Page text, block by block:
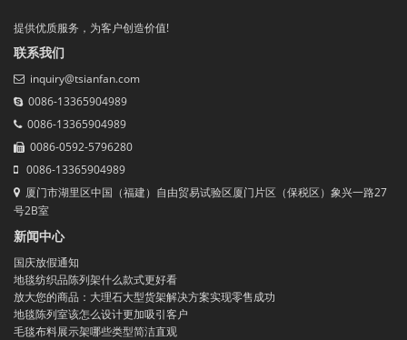
提供优质服务，为客户创造价值!
联系我们
inquiry@tsianfan.com
0086-13365904989
0086-13365904989
0086-0592-5796280
0086-13365904989
厦门市湖里区中国（福建）自由贸易试验区厦门片区（保税区）象兴一路27
号2B室
新闻中心
国庆放假通知
地毯纺织品陈列架什么款式更好看
放大您的商品：大理石大型货架解决方案实现零售成功
地毯陈列室该怎么设计更加吸引客户
毛毯布料展示架哪些类型简洁直观